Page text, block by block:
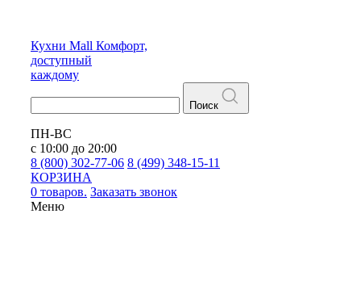
Кухни Mall Комфорт,
доступный
каждому
Поиск
ПН-ВС
с 10:00 до 20:00
8 (800) 302-77-06 8 (499) 348-15-11
КОРЗИНА
0 товаров. Заказать звонок
Меню